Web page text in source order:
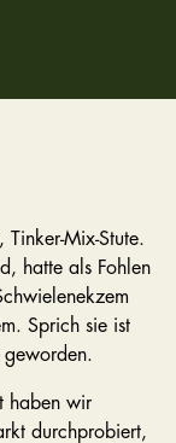
Mix-Stute.
hatte als Fohlen
Sprich sie ist
geworden.
haben wir
durchprobiert,